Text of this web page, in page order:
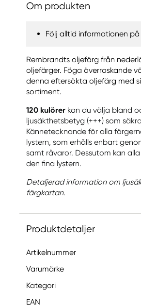
Om produkten
Följ alltid informationen
Rembrandts oljefärg från
oljefärger. Föga överraskande
denna eftersökta oljefärg med
sortiment.
120 kulörer kan du välja bland
ljusäkthetsbetyg (+++) som
Kännetecknande för alla
lystern, som erhålls enbart
samt råvaror. Dessutom kan
den fina lystern.
Detaljerad information om
färgkartan.
Produktdetaljer
Artikelnummer
Varumärke
Kategori
EAN